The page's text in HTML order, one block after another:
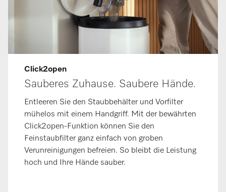
Click2open
Sauberes Zuhause. Saubere Hände.
Entleeren Sie den Staubbehälter und Vorfilter
mühelos mit einem Handgriff. Mit der bewährten
Click2open-Funktion können Sie den
Feinstaubfilter ganz einfach von groben
Verunreinigungen befreien. So bleibt die Leistung
hoch und Ihre Hände sauber.